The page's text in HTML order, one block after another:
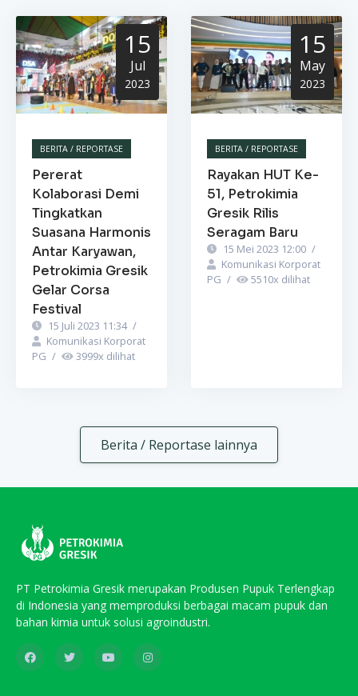
15
Jul
2023
BERITA / REPORTASE
Pererat
Kolaborasi Demi
Tingkatkan
Suasana Harmonis
Antar Karyawan,
Petrokimia Gresik
Gelar Corsa
Festival
15 Juli 2023 11:34 /
Komunikasi Korporat
PG / 3999x dilihat
15
May
2023
BERITA / REPORTASE
Rayakan HUT Ke-
51, Petrokimia
Gresik Rilis
Seragam Baru
15 Mei 2023 12:00 /
Komunikasi Korporat
PG / 5510x dilihat
Berita / Reportase lainnya
PT Petrokimia Gresik merupakan Produsen Pupuk Terlengkap
di Indonesia yang memproduksi berbagai macam pupuk dan
bahan kimia untuk solusi agroindustri.